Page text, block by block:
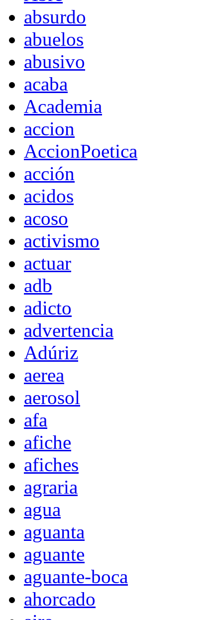
absurdo
abuelos
abusivo
acaba
Academia
accion
AccionPoetica
acción
acidos
acoso
activismo
actuar
adb
adicto
advertencia
Adúriz
aerea
aerosol
afa
afiche
afiches
agraria
agua
aguanta
aguante
aguante-boca
ahorcado